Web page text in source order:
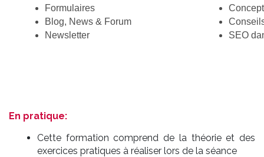
Formulaires
Blog, News & Forum
Newsletter
SEO
En pratique:
Cette formation comprend de la théorie et des
exercices pratiques à réaliser lors de la séance